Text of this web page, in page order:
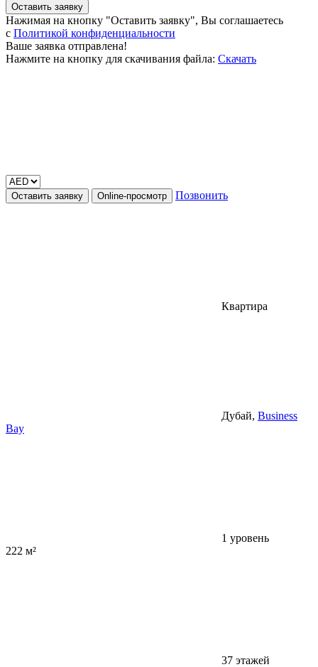
Оставить заявку
Нажимая на кнопку "Оставить заявку", Вы соглашаетесь
c Политикой конфиденциальности
Ваше заявка отправлена!
Нажмите на кнопку для скачивания файла: Скачать
Оставить заявку Online-просмотр Позвонить
Квартира
Дубай, Business
Bay
1 уровень
222 м²
37 этажей